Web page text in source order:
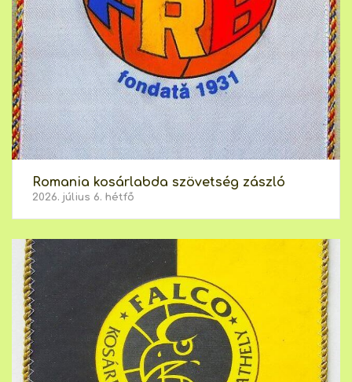
Romania kosárlabda szövetség zászló
2026. július 6. hétfő